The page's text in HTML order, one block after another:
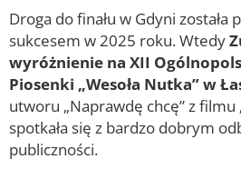
Droga do finału w Gdyni została
sukcesem w 2025 roku. Wtedy
wyróżnienie na XII
Piosenki „Wesoła Nutka” w
utworu „Naprawdę chcę” z filmu
spotkała się z bardzo dobrym
publiczności.